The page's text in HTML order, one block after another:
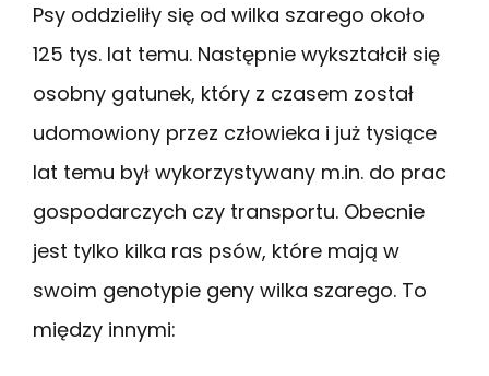
Psy oddzieliły się od wilka szarego około
125 tys. lat temu. Następnie wykształcił się
osobny gatunek, który z czasem został
udomowiony przez człowieka i już tysiące
lat temu był wykorzystywany m.in. do prac
gospodarczych czy transportu. Obecnie
jest tylko kilka ras psów, które mają w
swoim genotypie geny wilka szarego. To
między innymi: